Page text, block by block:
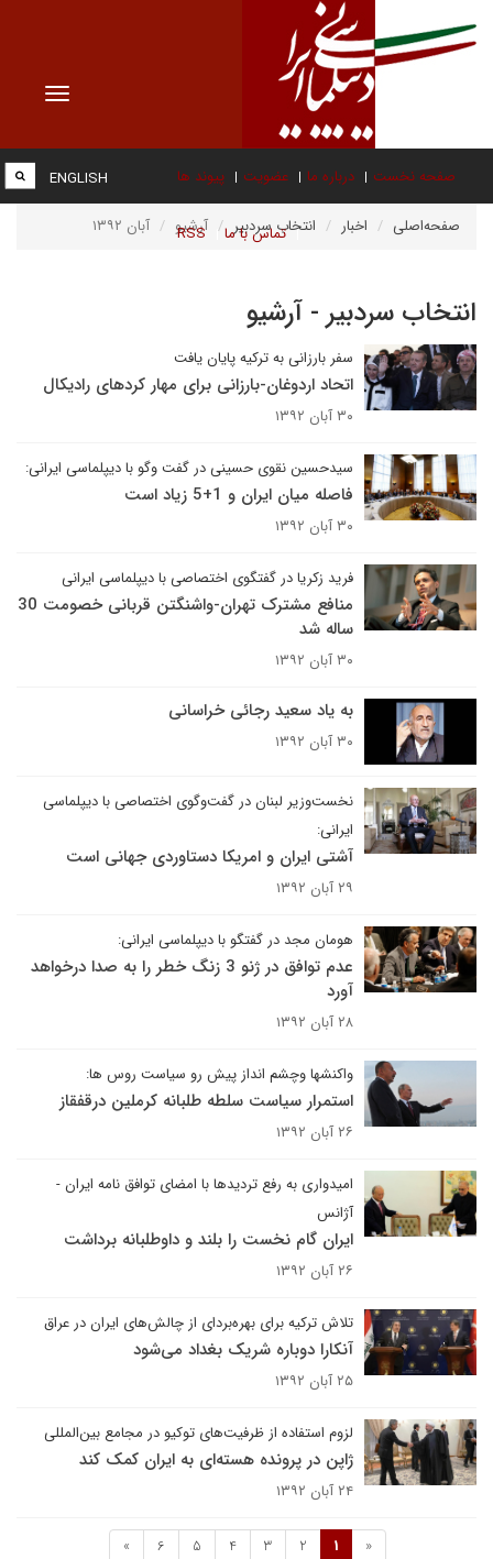
Toggle
صفحه نخست درباره ما عضویت پیوند ها
تماس با ما RSS
ENGLISH
صفحه‌اصلی اخبار انتخاب سردبیر آرشیو آبان ۱۳۹۲
انتخاب سردبیر - آرشیو
سفر بارزانی به ترکیه پایان یافت
اتحاد اردوغان-بارزانی برای مهار کردهای رادیکال
۳۰ آبان ۱۳۹۲
سیدحسین نقوی حسینی در گفت وگو با دیپلماسی ایرانی:
فاصله میان ایران و 1+5 زیاد است
۳۰ آبان ۱۳۹۲
فرید زکریا در گفتگوی اختصاصی با دیپلماسی ایرانی
منافع مشترک تهران-واشنگتن قربانی خصومت 30
ساله شد
۳۰ آبان ۱۳۹۲
به یاد سعید رجائی خراسانی
۳۰ آبان ۱۳۹۲
نخست‌وزیر لبنان در گفت‌وگوی اختصاصی با دیپلماسی
ایرانی:
آشتی ایران و امریکا دستاوردی جهانی است
۲۹ آبان ۱۳۹۲
هومان مجد در گفتگو با دیپلماسی ایرانی:
عدم توافق در ژنو 3 زنگ خطر را به صدا درخواهد
آورد
۲۸ آبان ۱۳۹۲
واکنشها وچشم انداز پیش رو سیاست روس ها:
استمرار سیاست سلطه طلبانه کرملین درقفقاز
۲۶ آبان ۱۳۹۲
امیدواری به رفع تردیدها با امضای توافق نامه ایران -
آژانس
ایران گام نخست را بلند و داوطلبانه برداشت
۲۶ آبان ۱۳۹۲
تلاش ترکیه برای بهره‌بردای از چالش‌های ایران در عراق
آنکارا دوباره شریک بغداد می‌شود
۲۵ آبان ۱۳۹۲
لزوم استفاده از ظرفیت‌های توکیو در مجامع بین‌المللی
ژاپن در پرونده هسته‌ای به ایران کمک کند
۲۴ آبان ۱۳۹۲
«
1
2
3
4
5
6
»